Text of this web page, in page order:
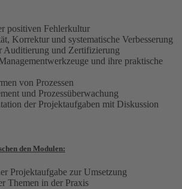
positiven Fehlerkultur
Korrektur und systematische Verbesserung
Auditierung und Zertifizierung
und ihre praktische
von Prozessen
und Prozessüberwachung
der Projektaufgaben mit Diskussion
den Modulen:
Projektaufgabe zur Umsetzung
Themen in der Praxis